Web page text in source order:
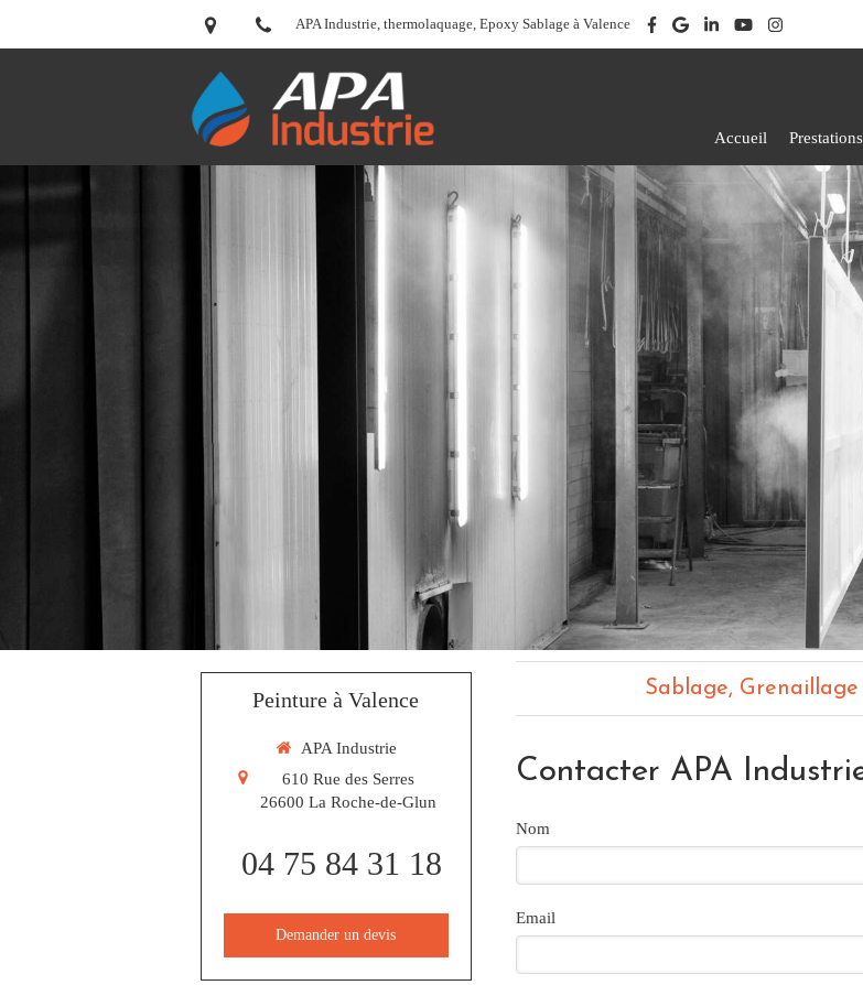
APA Industrie, thermolaquage, Epoxy Sablage à Valence
Accueil Prestations
Sablage,
Contacter APA
Nom
Email
Peinture à Valence
APA Industrie
610 Rue des Serres
26600 La Roche-de-Glun
04 75 84 31 18
Demander un devis